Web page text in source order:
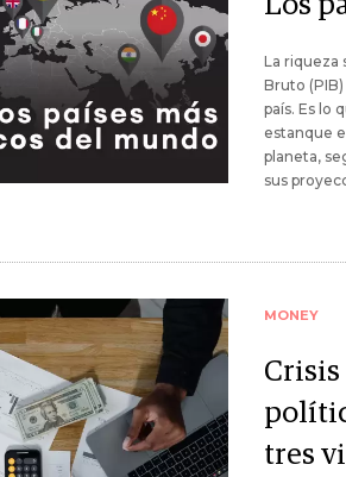
La riqueza
Bruto
país. Es lo
estanque
planeta,
sus
MONEY
tres